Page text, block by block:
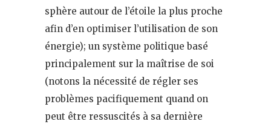
sphère autour de l’étoile la plus proche
afin d’en optimiser l’utilisation de son
énergie); un système politique basé
principalement sur la maîtrise de soi
(notons la nécessité de régler ses
problèmes pacifiquement quand on
peut être ressuscités à sa dernière